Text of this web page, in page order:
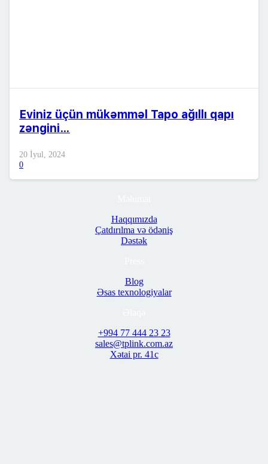
Eviniz üçün mükəmməl Tapo ağıllı qapı
zəngini…
20 İyul, 2024
0
Haqqımızda
Çatdırılma və ödəniş
Dəstək
Blog
Əsas texnologiyalar
+994 77 444 23 23
sales@tplink.com.az
Xətai pr. 41c